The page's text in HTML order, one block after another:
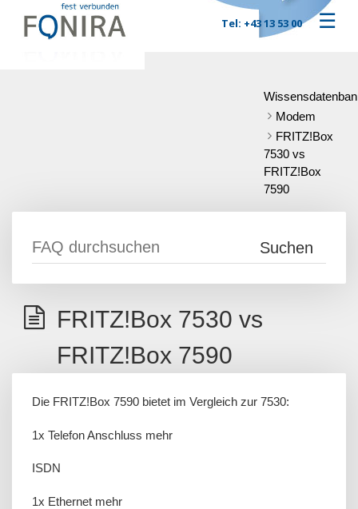
☰
Tel: +43 13 53 00
Modem
FRITZ!Box
7530 vs
FRITZ!Box
7590
FRITZ!Box 7530 vs
FRITZ!Box 7590
Die FRITZ!Box 7590 bietet im Vergleich zur 7530:
1x Telefon Anschluss mehr
ISDN
1x Ethernet mehr